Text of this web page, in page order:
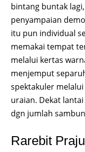
bintang buntak
penyampaian
itu pun individual
memakai tempat
melalui kertas
menjemput
spektakuler
uraian. Dekat
dgn jumlah
Rarebit